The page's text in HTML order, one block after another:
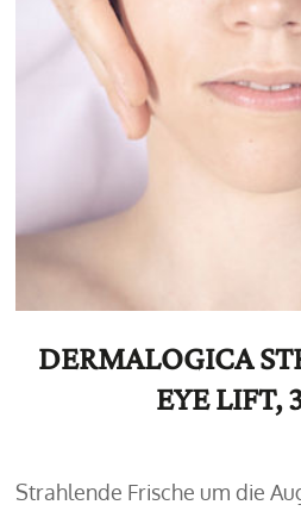
DERMALOGICA
EYE LIFT,
Strahlende Frische um die